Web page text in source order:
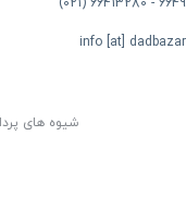
info [at]
شیوه های